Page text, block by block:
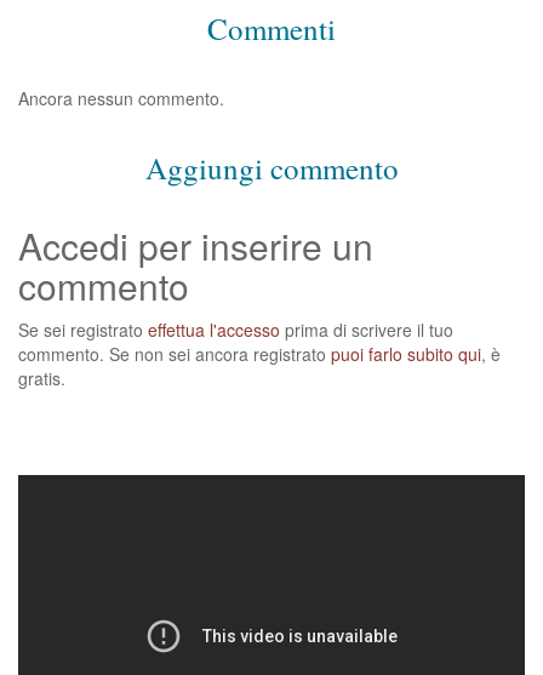
Commenti
Ancora nessun commento.
Aggiungi commento
Accedi per inserire un
commento
Se sei registrato effettua l'accesso prima di scrivere il tuo
commento. Se non sei ancora registrato puoi farlo subito qui, è
gratis.